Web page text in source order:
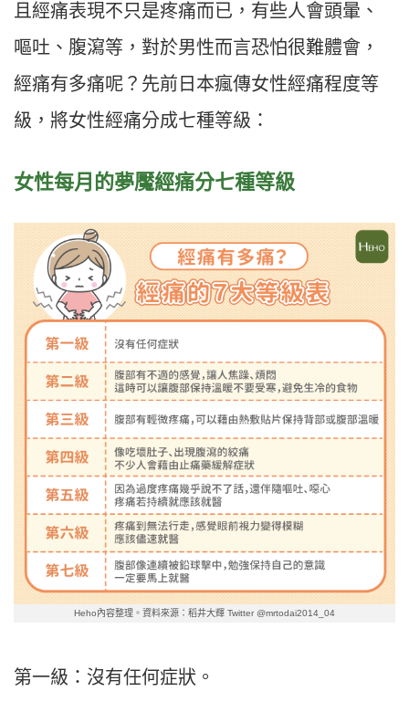
且經痛表現不只是疼痛而已，有些人會頭暈、
嘔吐、腹瀉等，對於男性而言恐怕很難體會，
經痛有多痛呢？先前日本瘋傳女性經痛程度等
級，將女性經痛分成七種等級：
女性每月的夢魘經痛分七種等級
Heho內容整理。資料來源：稻井大輝 Twitter @mrtodai2014_04
第一級：沒有任何症狀。